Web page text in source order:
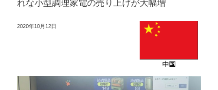
れな小型調理家電の売り上げが大幅増
2020年10月12日